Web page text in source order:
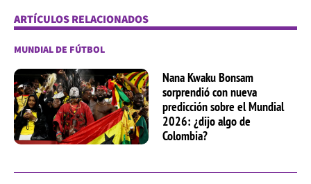
ARTÍCULOS RELACIONADOS
MUNDIAL DE FÚTBOL
Nana Kwaku Bonsam
sorprendió con nueva
predicción sobre el Mundial
2026: ¿dijo algo de
Colombia?